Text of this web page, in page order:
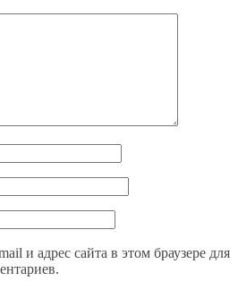
и адрес сайта в этом браузере для